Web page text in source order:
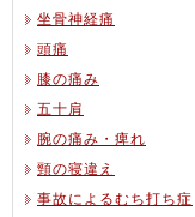
坐骨神経痛
頭痛
膝の痛み
五十肩
腕の痛み・痺れ
頸の寝違え
事故によるむち打ち症